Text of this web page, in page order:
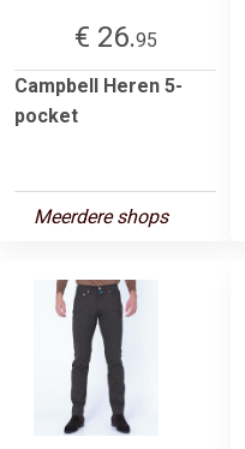
€ 26.95
Campbell Heren 5-
pocket
Meerdere shops